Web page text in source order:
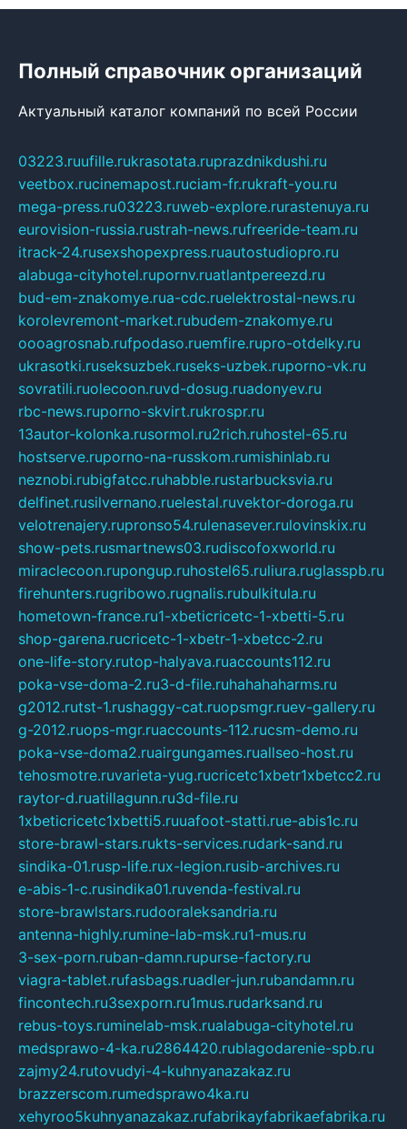
Полный справочник организаций
Актуальный каталог компаний по всей России
03223.ruufille.rukrasotata.ruprazdnikdushi.ru
veetbox.rucinemapost.ruciam-fr.rukraft-you.ru
mega-press.ru03223.ruweb-explore.rurastenuya.ru
eurovision-russia.rustrah-news.rufreeride-team.ru
itrack-24.rusexshopexpress.ruautostudiopro.ru
alabuga-cityhotel.rupornv.ruatlantpereezd.ru
bud-em-znakomye.rua-cdc.ruelektrostal-news.ru
korolevremont-market.rubudem-znakomye.ru
oooagrosnab.rufpodaso.ruemfire.rupro-otdelky.ru
ukrasotki.ruseksuzbek.ruseks-uzbek.ruporno-vk.ru
sovratili.ruolecoon.ruvd-dosug.ruadonyev.ru
rbc-news.ruporno-skvirt.rukrospr.ru
13autor-kolonka.rusormol.ru2rich.ruhostel-65.ru
hostserve.ruporno-na-russkom.rumishinlab.ru
neznobi.rubigfatcc.ruhabble.rustarbucksvia.ru
delfinet.rusilvernano.ruelestal.ruvektor-doroga.ru
velotrenajery.rupronso54.rulenasever.rulovinskix.ru
show-pets.rusmartnews03.rudiscofoxworld.ru
miraclecoon.rupongup.ruhostel65.ruliura.ruglasspb.ru
firehunters.rugribowo.rugnalis.rubulkitula.ru
hometown-france.ru1-xbeticricetc-1-xbetti-5.ru
shop-garena.rucricetc-1-xbetr-1-xbetcc-2.ru
one-life-story.rutop-halyava.ruaccounts112.ru
poka-vse-doma-2.ru3-d-file.ruhahahaharms.ru
g2012.rutst-1.rushaggy-cat.ruopsmgr.ruev-gallery.ru
g-2012.ruops-mgr.ruaccounts-112.rucsm-demo.ru
poka-vse-doma2.ruairgungames.ruallseo-host.ru
tehosmotre.ruvarieta-yug.rucricetc1xbetr1xbetcc2.ru
raytor-d.ruatillagunn.ru3d-file.ru
1xbeticricetc1xbetti5.ruuafoot-statti.rue-abis1c.ru
store-brawl-stars.rukts-services.rudark-sand.ru
sindika-01.rusp-life.rux-legion.rusib-archives.ru
e-abis-1-c.rusindika01.ruvenda-festival.ru
store-brawlstars.rudooraleksandria.ru
antenna-highly.rumine-lab-msk.ru1-mus.ru
3-sex-porn.ruban-damn.rupurse-factory.ru
viagra-tablet.rufasbags.ruadler-jun.rubandamn.ru
fincontech.ru3sexporn.ru1mus.rudarksand.ru
rebus-toys.ruminelab-msk.rualabuga-cityhotel.ru
medsprawo-4-ka.ru2864420.rublagodarenie-spb.ru
zajmy24.rutovudyi-4-kuhnyanazakaz.ru
brazzerscom.rumedsprawo4ka.ru
xehyroo5kuhnyanazakaz.rufabrikayfabrikaefabrika.ru